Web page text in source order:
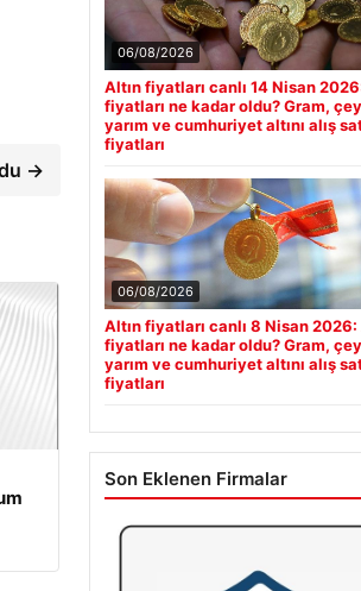
→
06/08/2026
Altın fiyatları canlı 14 Nisan
fiyatları ne kadar oldu? Gram,
yarım ve cumhuriyet altını alış
fiyatları
06/08/2026
Altın fiyatları canlı 8 Nisan 2026:
fiyatları ne kadar oldu? Gram,
yarım ve cumhuriyet altını alış
fiyatları
Son Eklenen Firmalar